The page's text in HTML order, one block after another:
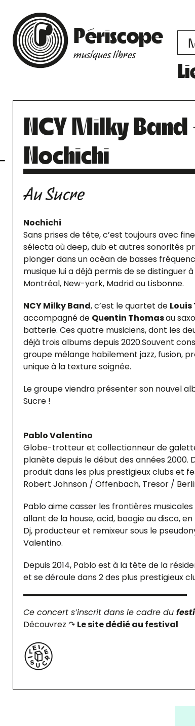
Périscope
musiques libres
NCY Milky
Nochichi
Au Sucre
Nochichi
Sans prises de tête, c’est toujours avec
sélecta où deep, dub et autres sonorités
plonger dans un océan de basses
musique lui a déjà permis de se distinguer
Montréal, New-york, Madrid ou Lisbonne.
NCY Milky Band, c’est le quartet de
accompagné de Quentin Thomasau
batterie. Ces quatre musiciens, dont les
déjà trois albums depuis 2020.Souvent
groupe mélange habilement jazz, fusion,
unique à la texture soignée.
Le groupe viendra présenter son nouvel
Sucre !
Pablo Valentino
Globe-trotteur et collectionneur de
planète depuis le début des années 2000.
produit dans les plus prestigieux clubs et
Robert Johnson / Offenbach, Tresor /
Pablo aime casser les frontières
allant de la house, acid, boogie au disco,
Dj, producteur et remixeur sous le
Valentino.
Depuis 2014, Pablo est à la tête de la
et se déroule dans 2 des plus prestigieux
Ce concert s’inscrit dans le cadre du
Découvrez ↷ Le site dédié au festival